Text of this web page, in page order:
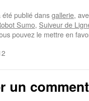
publié dansgallerie,
Sumo, Suiveur de
pouvez le mettre en
un